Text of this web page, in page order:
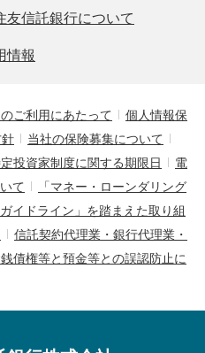
友信託銀行について
情報
ご利用にあたって
個人情報保
当社の保険募集について
投資家制度に関する期限日
電
て
「マネー・ローンダリング
イドライン」を踏まえた取り組
信託契約代理業・銀行代理業・
債権等と預金等との誤認防止に